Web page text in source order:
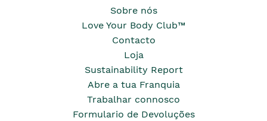
Sobre nós
Love Your Body Club™
Contacto
Loja
Sustainability Report
Abre a tua Franquia
Trabalhar connosco
Formulario de Devoluções